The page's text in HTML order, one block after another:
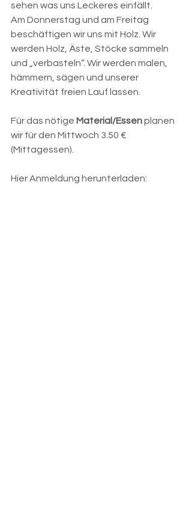
sehen was uns Leckeres einfällt.
Am Donnerstag und am Freitag
beschäftigen wir uns mit Holz. Wir
werden Holz, Äste, Stöcke sammeln
und „verbasteln“. Wir werden malen,
hämmern, sägen und unserer
Kreativität freien Lauf lassen.
Für das nötige Material/Essen planen
wir für den Mittwoch 3.50 €
(Mittagessen).
Hier Anmeldung herunterladen: